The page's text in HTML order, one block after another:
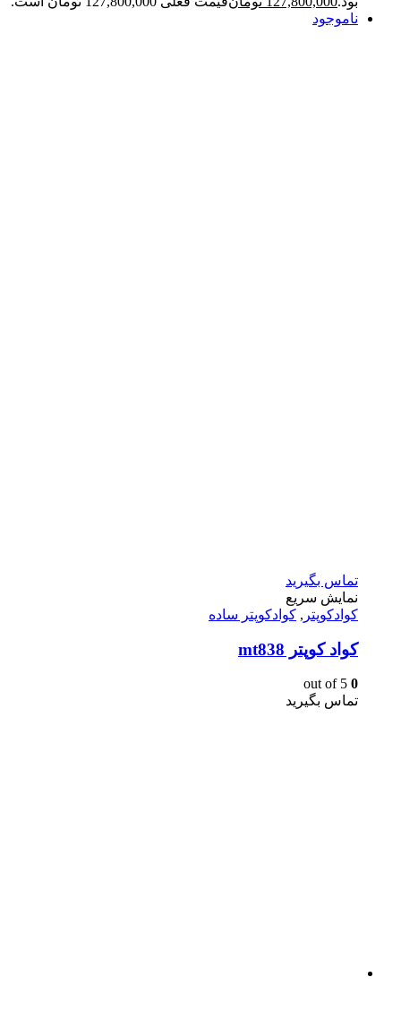
ناموجود
تماس بگیرید
نمایش سریع
کوادکوپتر , کوادکوپتر ساده
كواد كوپتر mt838
0
تماس بگیرید